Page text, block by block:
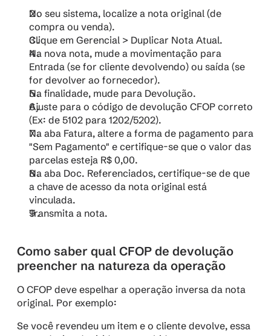
No seu sistema, localize a nota original (de
compra ou venda).
Clique em Gerencial > Duplicar Nota Atual.
Na nova nota, mude a movimentação para
Entrada (se for cliente devolvendo) ou saída (se
for devolver ao fornecedor).
Na finalidade, mude para Devolução.
Ajuste para o código de devolução CFOP correto
(Ex: de 5102 para 1202/5202).
Na aba Fatura, altere a forma de pagamento para
"Sem Pagamento" e certifique-se que o valor das
parcelas esteja R$ 0,00.
Na aba Doc. Referenciados, certifique-se de que
a chave de acesso da nota original está
vinculada.
Transmita a nota.
Como saber qual CFOP de devolução
preencher na natureza da operação
O CFOP deve espelhar a operação inversa da nota
original. Por exemplo:
Se você revendeu um item e o cliente devolve, essa